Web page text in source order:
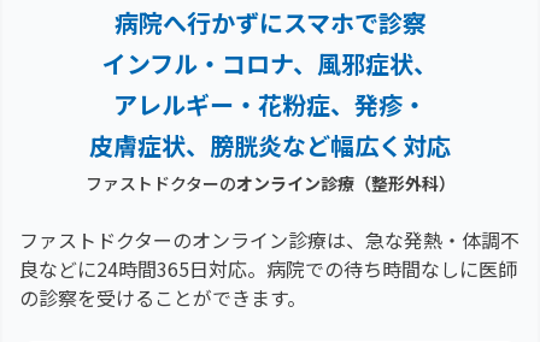
病院へ行かずにスマホで診察
インフル・コロナ、風邪症状、
アレルギー・花粉症、 発疹・
皮膚症状、膀胱炎など幅広く対応
ファストドクターのオンライン診療（整形外科）
ファストドクターのオンライン診療は、急な発熱・体調不
良などに24時間365日対応。 病院での待ち時間なしに医師
の診察を受けることができます。